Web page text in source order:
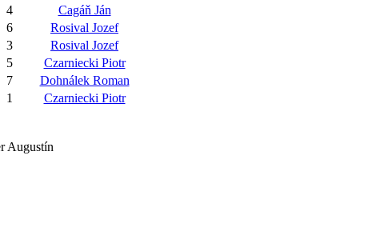
4
Cagáň Ján
6
Rosival Jozef
3
Rosival Jozef
5
Czarniecki Piotr
7
Dohnálek Roman
1
Czarniecki Piotr
Augustín